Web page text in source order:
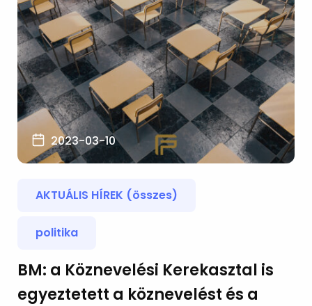
2023-03-10
AKTUÁLIS HÍREK (összes)
politika
BM: a Köznevelési Kerekasztal is
egyeztetett a köznevelést és a